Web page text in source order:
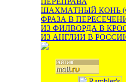
ШАХМАТНЫЙ КОНЬ
ФРАЗА В
ИЗ ФИЛВОРДА В
ИЗ АНГЛИИ В